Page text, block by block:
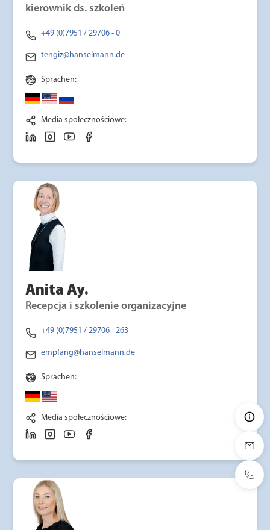
kierownik ds. szkoleń
+49 (0)7951 / 29706 - 0
tengiz@hanselmann.de
Sprachen:
Media społecznościowe:
Anita Ay.
Recepcja i szkolenie organizacyjne
+49 (0)7951 / 29706 - 263
empfang@hanselmann.de
Sprachen:
Media społecznościowe: